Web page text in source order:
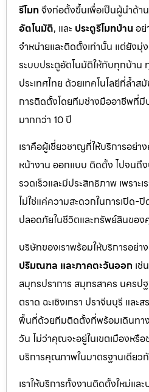
รีโมทจึงก่อตั้งขึ้นเพื่อเป็นผู้นำด้าน
อัตโนมัติ, และ ประตูรีโมทบ้าน อย่
จำหน่ายและติดตั้งเท่านั้น แต่ยังมุ่
ระบบประตูอัตโนมัติให้กับทุกบ้าน
ประเทศไทย ด้วยเทคโนโลยีที่ล้ำ
การติดตั้งโดยทีมช่างมืออาชีพที่
มากกว่า 10 ปี
เราคือผู้เชี่ยวชาญที่ให้บริการอย่
หน้างาน ออกแบบ ติดตั้ง ไปจนถึ
รวดเร็วและมีประสิทธิภาพ เพราะเ
ไม่ใช่แค่ความสะดวกในการเปิด-
ปลอดภัยในชีวิตและทรัพย์สินขอ
บริษัทของเราพร้อมให้บริการอย่
ปริมณฑล และภาคตะวันออก เ
สมุทรปราการ สมุทรสาคร นครป
ตราด ฉะเชิงเทรา ปราจีนบุรี และ
พื้นที่ด้วยทีมติดตั้งที่พร้อมเดินทา
วัน ไม่ว่าคุณจะอยู่ในเขตเมืองหรื
บริการคุณภาพในมาตรฐานเดียว
เราให้บริการทั้งงานติดตั้งใหม่แล